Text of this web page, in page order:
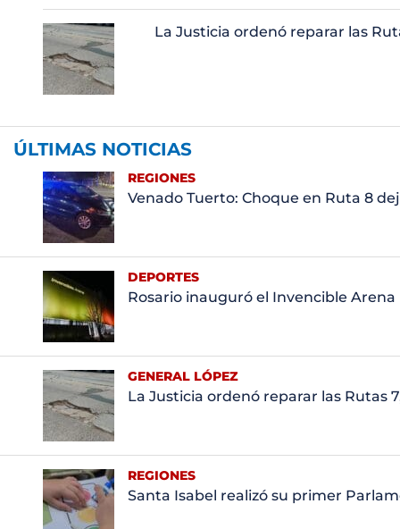
La Justicia ordenó reparar las
ÚLTIMAS NOTICIAS
REGIONES
Venado Tuerto: Choque en Ruta 8
DEPORTES
Rosario inauguró el Invencible Arena
GENERAL LÓPEZ
La Justicia ordenó reparar las Rutas
REGIONES
Santa Isabel realizó su primer